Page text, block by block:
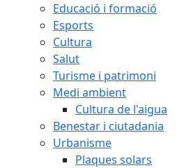
Educació i formació
Esports
Cultura
Salut
Turisme i patrimoni
Medi ambient
Cultura de l'aigua
Benestar i ciutadania
Urbanisme
Plaques solars